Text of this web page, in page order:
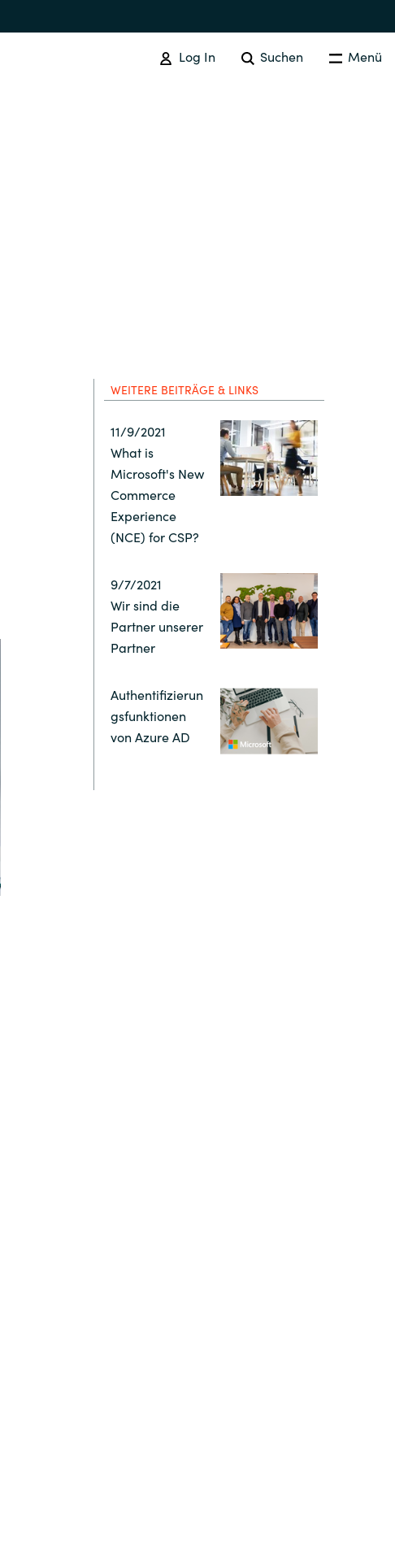
Log In Suchen Menü
Latvia
Middle East
Portugal
Spain
WEITERE BEITRÄGE & LINKS
11/9/2021
What is
Microsoft's New
Commerce
Experience
(NCE) for CSP?
9/7/2021
Wir sind die
Partner unserer
Partner
Authentifizierun
gsfunktionen
von Azure AD